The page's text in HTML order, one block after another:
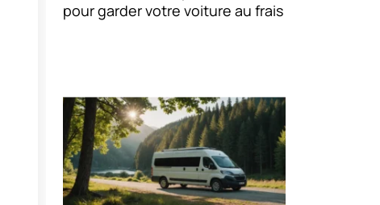
pour garder votre voiture au frais